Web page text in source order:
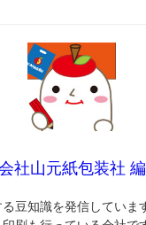
社山元紙包装社
豆知識を発信していま